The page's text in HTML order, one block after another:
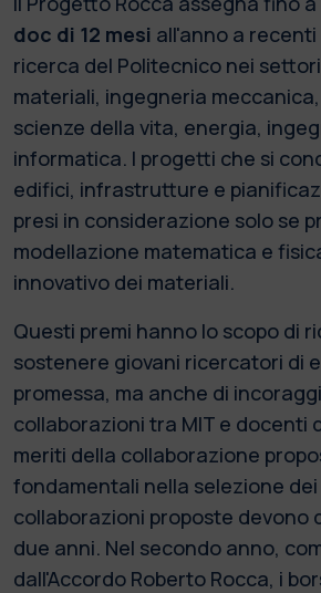
doc di 12 mesi all'anno a
ricerca del Politecnico nei
materiali, ingegneria
scienze della vita, energia,
informatica. I progetti che si
edifici, infrastrutture e
presi in considerazione solo se
modellazione matematica e
innovativo dei materiali.
Questi premi hanno lo scopo di
sostenere giovani ricercatori di
promessa, ma anche di
collaborazioni tra MIT e docenti
meriti della collaborazione
fondamentali nella selezione dei
collaborazioni proposte devono
due anni. Nel secondo anno,
dall'Accordo Roberto Rocca, i